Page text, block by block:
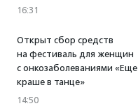
16:31
Открыт сбор средств
на фестиваль для женщин
с онкозаболеваниями «Еще
краше в танце»
14:50